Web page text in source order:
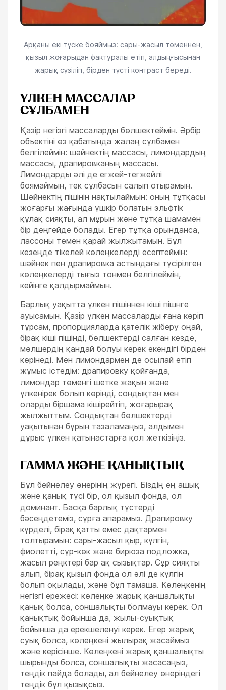
Арқаны екі түске бояймыз: сары-жасыл төменнен,
қызыл жоғарыдан фактуралы етіп, алдыңғысынан
жарық сүзіліп, бірден түсті контраст береді.
ҮЛКЕН МАССАЛАР
СҰЛБАМЕН
Қазір негізгі массаларды бөлшектеймін. Әрбір
объектіні өз қабатында жалаң сұлбамен
белгілеймін: шәйнектің массасы, лимондардың
массасы, драпировканың массасы.
Лимондарды әлі де егжей-тегжейлі
боямаймын, тек сұлбасын салып отырамын.
Шәйнектің пішінін нақтылаймын: оның тұтқасы
жоғарғы жағында үшкір болатын эльфтік
құлақ сияқты, ал мұрын және тұтқа шамамен
бір деңгейде болады. Егер тұтқа орынданса,
лассоны төмен қарай жылжытамын. Бұл
кезеңде тікелей көлеңкелерді есептеймін:
шәйнек пен драпировка астындағы түсірілген
көлеңкелерді тығыз тонмен белгілеймін,
кейінге қалдырмаймын.
Барлық уақытта үлкен пішіннен кіші пішнге
ауысамын. Қазір үлкен массаларды ғана көріп
тұрсам, пропорцияларда қателік жіберу оңай,
бірақ кіші пішінді, бөлшектерді салған кезде,
мөлшердің қандай болуы керек екендігі бірден
көрінеді. Мен лимондармен де осылай етіп
жұмыс істедім: драпировку қойғанда,
лимондар төменгі шетке жақын және
үлкенірек болып көрінді, сондықтан мен
оларды біршама кішірейтіп, жоғарырақ
жылжыттым. Сондықтан бөлшектерді
уақытынан бұрын тазаламаңыз, алдымен
дұрыс үлкен қатынастарға қол жеткізіңіз.
ГАММА ЖӘНЕ ҚАНЫҚТЫҚ
Бұл бейнелеу өнерінің жүрегі. Біздің ең ашық
және қанық түсі бір, ол қызыл фонда, ол
доминант. Басқа барлық түстерді
бәсеңдетеміз, сұрға апарамыз. Драпировку
күрделі, бірақ қатты емес дақтармен
толтырамын: сары-жасыл қыр, күлгін,
фиолетті, сұр-көк және бирюза подложка,
жасыл реңктері бар ақ сызықтар. Сұр сияқты
алып, бірақ қызыл фонда ол әлі де күлгін
болып оқылады, және бұл тамаша. Көлеңкенің
негізгі ережесі: көлеңке жарық қаншалықты
қанық болса, соншалықты болмауы керек. Ол
қанықтық бойынша да, жылы-суықтық
бойынша да ерекшеленуі керек. Егер жарық
суық болса, көлеңкені жылырақ жасаймыз
және керісінше. Көлеңкені жарық қаншалықты
шырынды болса, соншалықты жасасаңыз,
теңдік пайда болады, ал бейнелеу өнеріндегі
теңдік бұл қызықсыз.